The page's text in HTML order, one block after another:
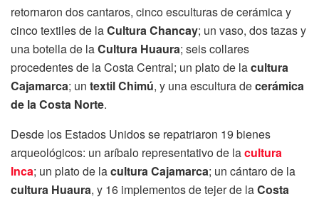
retornaron dos cantaros, cinco esculturas de cerámica y
cinco textiles de laCultura Chancay; un vaso, dos tazas y
una botella de laCultura Huaura; seis collares
procedentes de la Costa Central; un plato de lacultura
Cajamarca; un textil Chimú, y una escultura decerámica
de la Costa Norte.
Desde los Estados Unidos se repatriaron 19 bienes
arqueológicos: un aríbalo representativo de lacultura
Inca; un plato de lacultura Cajamarca; un cántaro de la
cultura Huaura, y 16 implementos de tejer de laCosta